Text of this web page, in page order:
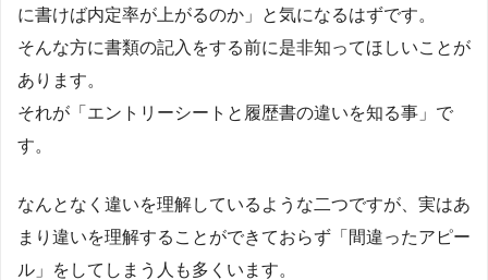
に書けば内定率が上がるのか」と気になるはずです。
そんな方に書類の記入をする前に是非知ってほしいことが
あります。
それが「エントリーシートと履歴書の違いを知る事」で
す。
なんとなく違いを理解しているような二つですが、実はあ
まり違いを理解することができておらず「間違ったアピー
ル」をしてしまう人も多くいます。